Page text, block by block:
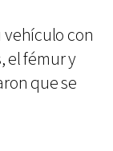
vehículo con
el fémur y
que se